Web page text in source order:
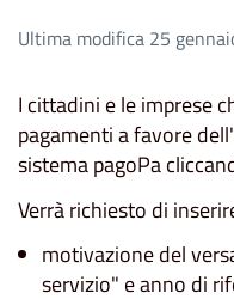
Ultima modifica 25
I cittadini e le imprese
pagamenti a favore
sistema pagoPa
Verrà richiesto di
motivazione del
servizio" e anno di